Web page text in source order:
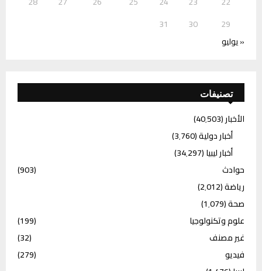
29
30
31
« يوليو
تصنيفات
الأخبار(40٬503)
أخبار دولية(3٬760)
أخبار ليبيا(34٬297)
حوادث
(903)
رياضة(2٬012)
صحة(1٬079)
علوم وتكنولوجيا
(199)
غير مصنف
(32)
فيديو
(279)